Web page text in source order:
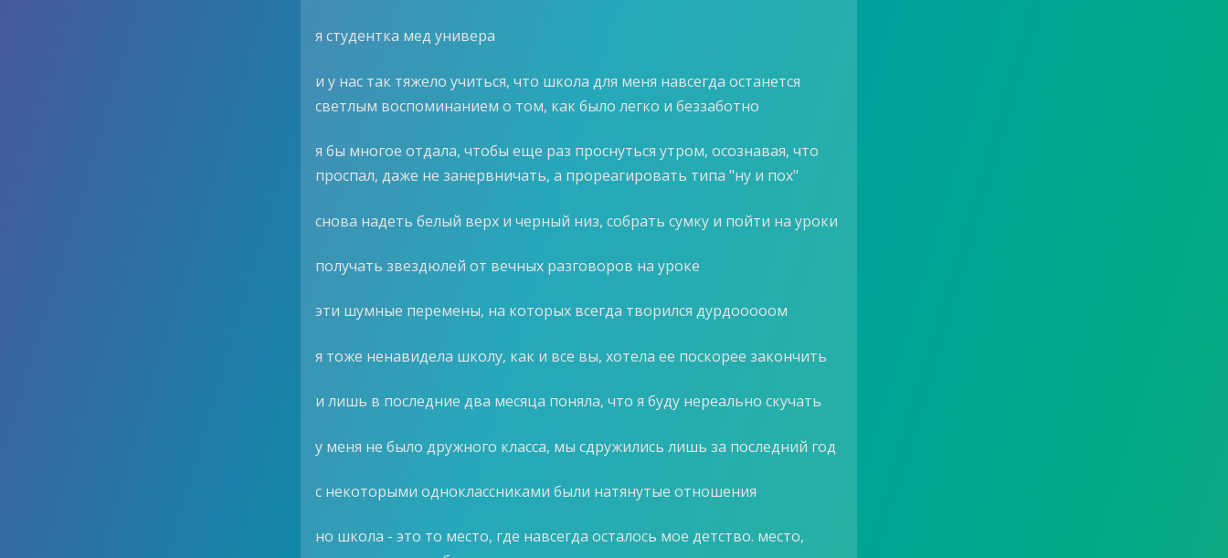
я студентка мед универа
и у нас так тяжело учиться, что школа для меня навсегда останется
светлым воспоминанием о том, как было легко и беззаботно
я бы многое отдала, чтобы еще раз проснуться утром, осознавая, что
проспал, даже не занервничать, а прореагировать типа "ну и пох"
снова надеть белый верх и черный низ, собрать сумку и пойти на уроки
получать звездюлей от вечных разговоров на уроке
эти шумные перемены, на которых всегда творился дурдооооом
я тоже ненавидела школу, как и все вы, хотела ее поскорее закончить
и лишь в последние два месяца поняла, что я буду нереально скучать
у меня не было дружного класса, мы сдружились лишь за последний год
с некоторыми одноклассниками были натянутые отношения
но школа - это то место, где навсегда осталось мое детство. место,